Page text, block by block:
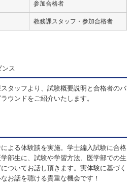
参加合格者
教務課スタッフ・参加合格者
ンス
タッフより、試験概要説明と合格者のバ
ウンドをご紹介いたします。
よる体験談を実施。学士編入試験に合格
学部生に、試験や学習方法、医学部での生
ついてお話し頂きます。実体験に基づく
なお話を聴ける貴重な機会です！